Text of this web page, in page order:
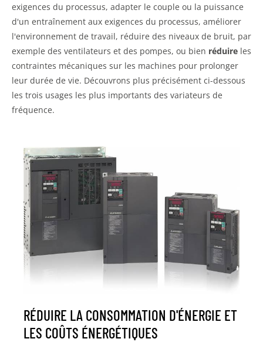
exigences du processus, adapter le couple ou la puissance
d'un entraînement aux exigences du processus, améliorer
l'environnement de travail, réduire des niveaux de bruit, par
exemple des ventilateurs et des pompes, ou bien réduire les
contraintes mécaniques sur les machines pour prolonger
leur durée de vie. Découvrons plus précisément ci-dessous
les trois usages les plus importants des variateurs de
fréquence.
RÉDUIRE LA CONSOMMATION D'ÉNERGIE ET
LES COÛTS ÉNERGÉTIQUES